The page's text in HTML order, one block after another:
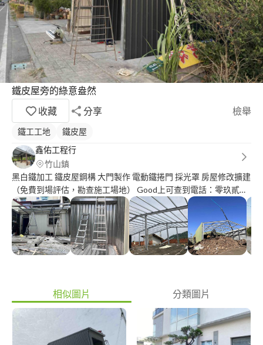
鐵皮屋旁的綠意盎然
收藏
分享 檢舉
鐵工工地
鐵皮屋
鑫佑工程行
竹山鎮
黑白鐵加工 鐵皮屋鋼構 大門製作 電動鐵捲門 採光罩 房屋修改擴建
（免費到場評估，勘查施工場地） Good上可查到電話：零玖貳一
零一貳零零捌
相似圖片 分類圖片